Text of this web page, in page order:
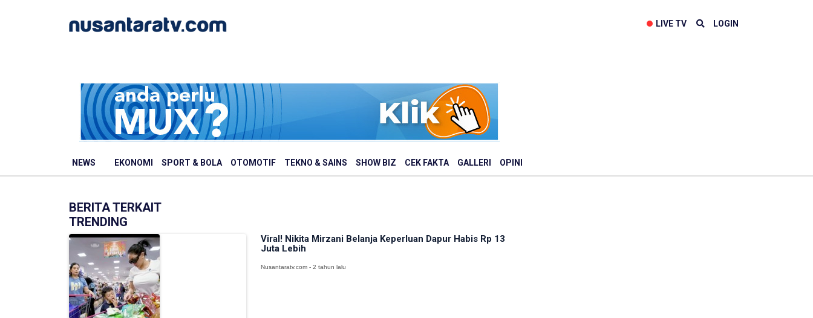
LIVE TV LOGIN
NEWS EKONOMI SPORT & BOLA OTOMOTIF TEKNO & SAINS SHOW BIZ CEK FAKTA GALLERI OPINI
BERITA TERKAIT
TRENDING
Viral! Nikita Mirzani Belanja Keperluan Dapur Habis Rp 13
Juta Lebih
Nusantaratv.com - 2 tahun lalu